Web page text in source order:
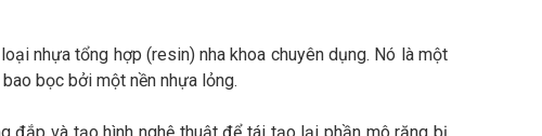
nhựa tổng hợp (resin) nha khoa chuyên dụng. Nó là một
bọc bởi một nền nhựa lỏng.